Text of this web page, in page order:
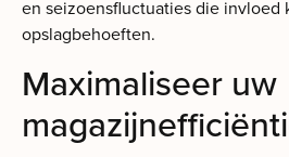
en seizoensfluctuaties die invloed
opslagbehoeften.
Maximaliseer uw